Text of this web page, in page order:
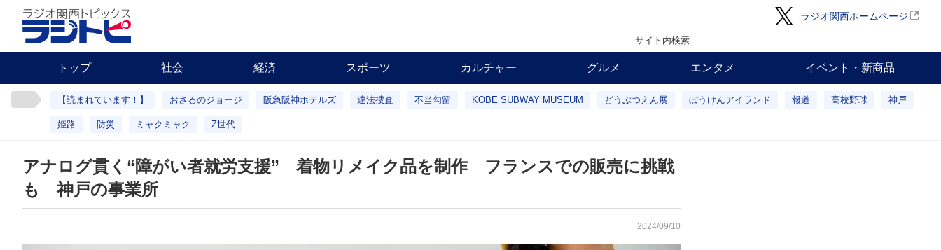
ラジオ関西ホームページ
サイト内検索
トップ 社会 経済 スポーツ カルチャー グルメ エンタメ イベント・新商品
【読まれています！】 おさるのジョージ 阪急阪神ホテルズ 違法捜査 不当勾留 KOBE SUBWAY MUSEUM どうぶつえん展 ぼうけんアイランド 報道 高校野球 神戸
姫路 防災 ミャクミャク Z世代
アナログ貫く“障がい者就労支援” 着物リメイク品を制作 フランスでの販売に挑戦
も 神戸の事業所
2024/09/10